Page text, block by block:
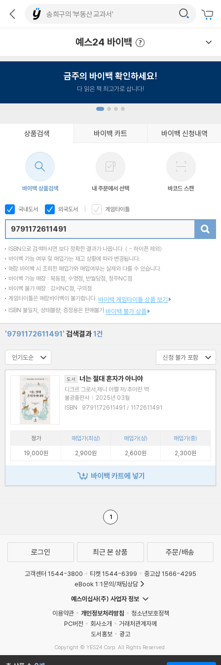
예스24 바이백
금주의 바이백 확인하세요!
다 읽은 책 최고가로 삽니다!
상품검색 바이백 카트 바이백 신청내역
바이백 상품검색 내 주문에서 선택 바코드 스캔
국내도서 외국도서 게임타이틀
ISBN으로 검색하시면 보다 정확한 결과가 나옵니다. ( - 하이픈 제외)
바이백 가능 여부 및 매입가는 재고 상황에 따라 변경됩니다.
매장 바이백 시 조회한 매입가와 매입여부는 실제와 다를 수 있습니다.
바이백 가능 매장 : 목동점, 수영점, 반월당점, 청주NC점
바이백 불가 매장 : 강서NC점, 구의점
게임타이틀은 매장바이백이 불가합니다. 바이백 게임타이틀 상품 보기
ISBN 불일치, 상태불량, 증정용은 판매불가 바이백 불가 상품
'9791172611491' 검색결과1건
도서 너는 절대 혼자가 아니야
디크르 그로서,제니 아펠 저/추미란 역
불광출판사 | 2025년 03월
ISBN : 9791172611491 / 1172611491
정가 매입가(최상) 매입가(상)
매입가(중)
19,000원
2,900원 2,600원 2,300원
바이백 카트에 넣기
1
로그인 최근 본 상품 주문/배송
고객센터 1544-3800 티켓 1544-6399
중고샵 1566-4295
eBook 1:1문의/채팅상담
예스이십사(주) 사업자 정보
이용약관
개인정보처리방침
청소년보호정책
PC버전
회사소개
거래처관계자께
도서홍보
광고
Copyright © YES24 Corp. All Rights Reserved.
MATOM9